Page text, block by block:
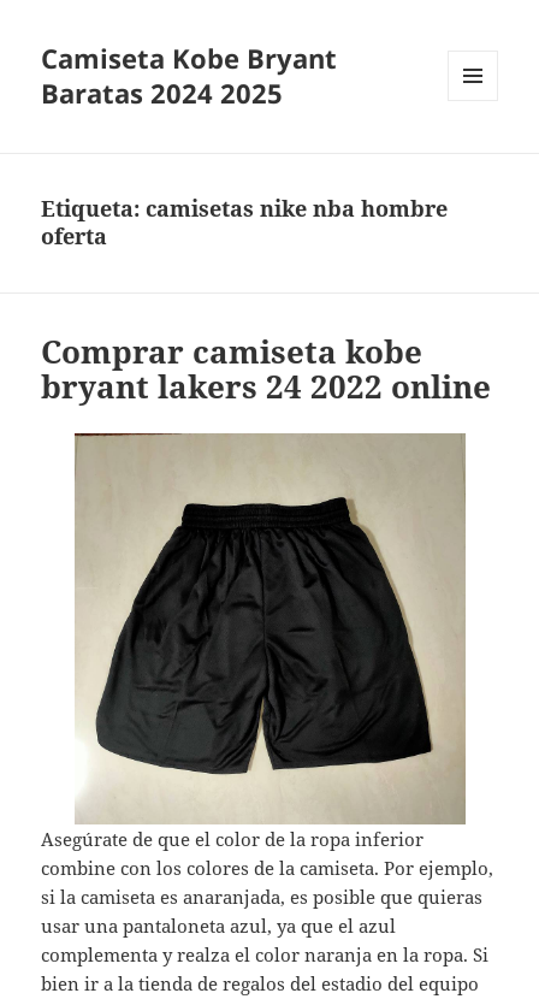
Camiseta Kobe Bryant
Baratas 2024 2025
Etiqueta:camisetas nike nba hombre
oferta
Comprar camiseta kobe
bryant lakers 24 2022 online
Asegúrate de que el color de la ropa inferior
combine con los colores de la camiseta. Por ejemplo,
si la camiseta es anaranjada, es posible que quieras
usar una pantaloneta azul, ya que el azul
complementa y realza el color naranja en la ropa. Si
bien ir a la tienda de regalos del estadio del equipo